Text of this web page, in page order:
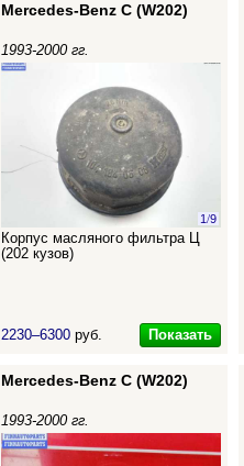
Mercedes-Benz C (W202)
1993-2000 гг.
1/9
Корпус масляного фильтра Ц
(202 кузов)
2230–6300 руб. Показать
Mercedes-Benz C (W202)
1993-2000 гг.